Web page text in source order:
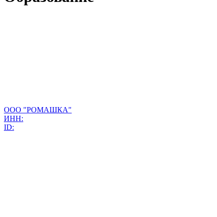
ООО "РОМАШКА"
ИНН:
ID: